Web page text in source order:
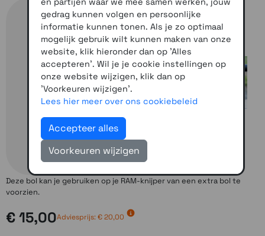
Deze bol kan je gebruiken op je RAM-knijper van een extra bol te
voorzien.
€ 15,00Adviesprijs:€ 20,00
gedrag kunnen volgen en persoonlijke
informatie kunnen tonen. Als je zo optimaal
mogelijk gebruik wilt kunnen maken van onze
website, klik hieronder dan op 'Alles
accepteren'. Wil je je cookie instellingen op
onze website wijzigen, klik dan op
'Voorkeuren wijzigen'.
Lees hier meer over ons cookiebeleid
Accepteer alles
Voorkeuren wijzigen